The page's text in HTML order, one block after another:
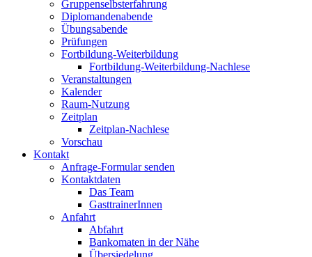
Gruppenselbsterfahrung
Diplomandenabende
Übungsabende
Prüfungen
Fortbildung-Weiterbildung
Fortbildung-Weiterbildung-Nachlese
Veranstaltungen
Kalender
Raum-Nutzung
Zeitplan
Zeitplan-Nachlese
Vorschau
Kontakt
Anfrage-Formular senden
Kontaktdaten
Das Team
GasttrainerInnen
Anfahrt
Abfahrt
Bankomaten in der Nähe
Übersiedelung